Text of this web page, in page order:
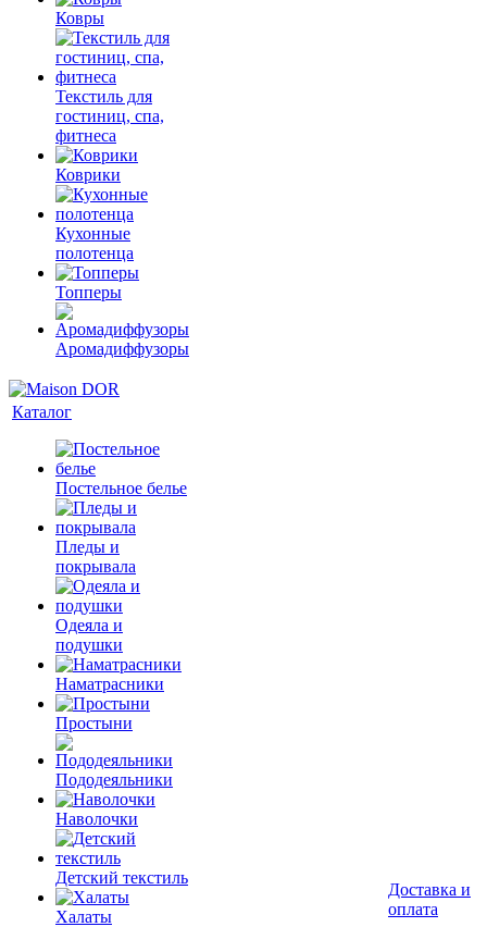
Ковры
Текстиль для
гостиниц, спа,
фитнеса
Коврики
Кухонные
полотенца
Топперы
Аромадиффузоры
Каталог
Постельное белье
Пледы и
покрывала
Одеяла и
подушки
Наматрасники
Простыни
Пододеяльники
Наволочки
Детский текстиль
Халаты
Доставка и
оплата